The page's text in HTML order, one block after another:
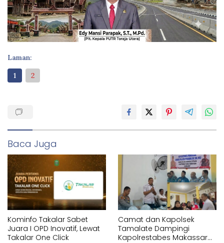
Laman:
1
2
Baca Juga
Kominfo Takalar Sabet
Juara I OPD Inovatif, Lewat
Takalar One Click
Camat dan Kapolsek
Tamalate Dampingi
Kapolrestabes Makassar